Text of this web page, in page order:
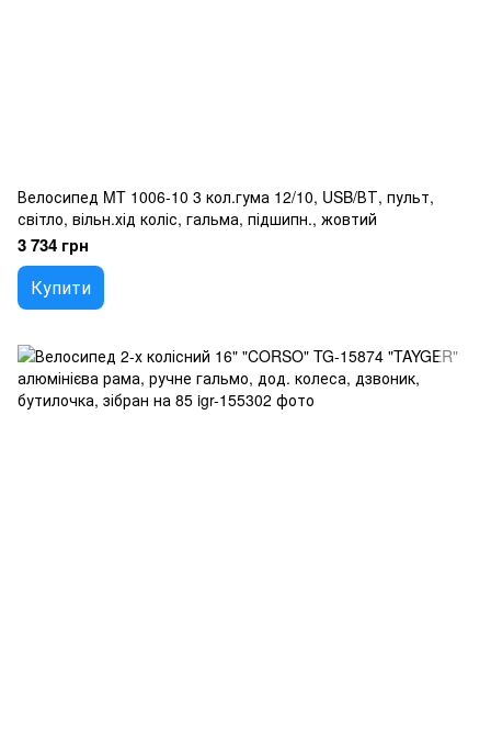
Велосипед MT 1006-10 3 кол.гума 12/10, USB/ВТ, пульт,
світло, вільн.хід коліс, гальма, підшипн., жовтий
3 734 грн
Купити